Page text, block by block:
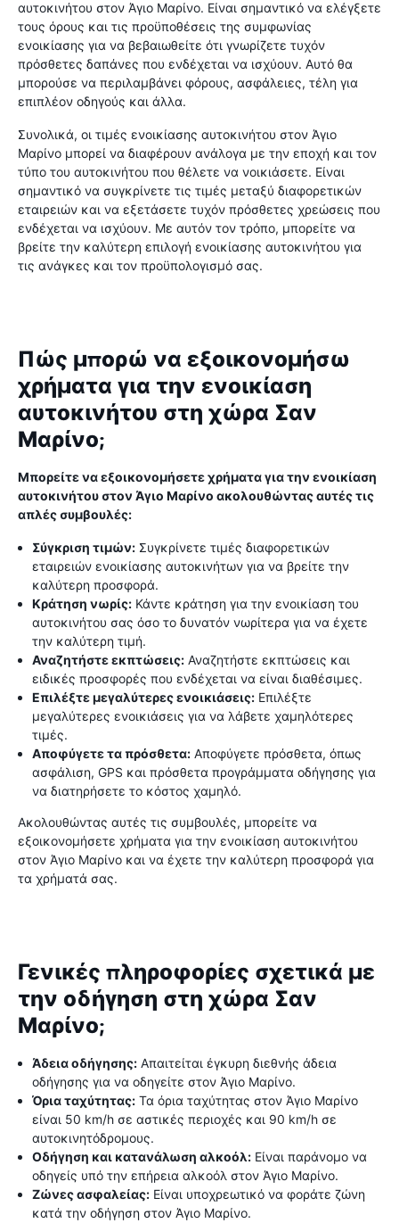
αυτοκινήτου στον Άγιο Μαρίνο. Είναι σημαντικό να ελέγξετε
τους όρους και τις προϋποθέσεις της συμφωνίας
ενοικίασης για να βεβαιωθείτε ότι γνωρίζετε τυχόν
πρόσθετες δαπάνες που ενδέχεται να ισχύουν. Αυτό θα
μπορούσε να περιλαμβάνει φόρους, ασφάλειες, τέλη για
επιπλέον οδηγούς και άλλα.
Συνολικά, οι τιμές ενοικίασης αυτοκινήτου στον Άγιο
Μαρίνο μπορεί να διαφέρουν ανάλογα με την εποχή και τον
τύπο του αυτοκινήτου που θέλετε να νοικιάσετε. Είναι
σημαντικό να συγκρίνετε τις τιμές μεταξύ διαφορετικών
εταιρειών και να εξετάσετε τυχόν πρόσθετες χρεώσεις που
ενδέχεται να ισχύουν. Με αυτόν τον τρόπο, μπορείτε να
βρείτε την καλύτερη επιλογή ενοικίασης αυτοκινήτου για
τις ανάγκες και τον προϋπολογισμό σας.
Πώς μπορώ να εξοικονομήσω
χρήματα για την ενοικίαση
αυτοκινήτου στη χώρα Σαν
Μαρίνο;
Μπορείτε να εξοικονομήσετε χρήματα για την ενοικίαση
αυτοκινήτου στον Άγιο Μαρίνο ακολουθώντας αυτές τις
απλές συμβουλές:
Σύγκριση τιμών: Συγκρίνετε τιμές διαφορετικών
εταιρειών ενοικίασης αυτοκινήτων για να βρείτε την
καλύτερη προσφορά.
Κράτηση νωρίς: Κάντε κράτηση για την ενοικίαση του
αυτοκινήτου σας όσο το δυνατόν νωρίτερα για να έχετε
την καλύτερη τιμή.
Αναζητήστε εκπτώσεις: Αναζητήστε εκπτώσεις και
ειδικές προσφορές που ενδέχεται να είναι διαθέσιμες.
Επιλέξτε μεγαλύτερες ενοικιάσεις: Επιλέξτε
μεγαλύτερες ενοικιάσεις για να λάβετε χαμηλότερες
τιμές.
Αποφύγετε τα πρόσθετα: Αποφύγετε πρόσθετα, όπως
ασφάλιση, GPS και πρόσθετα προγράμματα οδήγησης για
να διατηρήσετε το κόστος χαμηλό.
Ακολουθώντας αυτές τις συμβουλές, μπορείτε να
εξοικονομήσετε χρήματα για την ενοικίαση αυτοκινήτου
στον Άγιο Μαρίνο και να έχετε την καλύτερη προσφορά για
τα χρήματά σας.
Γενικές πληροφορίες σχετικά με
την οδήγηση στη χώρα Σαν
Μαρίνο;
Άδεια οδήγησης: Απαιτείται έγκυρη διεθνής άδεια
οδήγησης για να οδηγείτε στον Άγιο Μαρίνο.
Όρια ταχύτητας: Τα όρια ταχύτητας στον Άγιο Μαρίνο
είναι 50 km/h σε αστικές περιοχές και 90 km/h σε
αυτοκινητόδρομους.
Οδήγηση και κατανάλωση αλκοόλ: Είναι παράνομο να
οδηγείς υπό την επήρεια αλκοόλ στον Άγιο Μαρίνο.
Ζώνες ασφαλείας: Είναι υποχρεωτικό να φοράτε ζώνη
κατά την οδήγηση στον Άγιο Μαρίνο.